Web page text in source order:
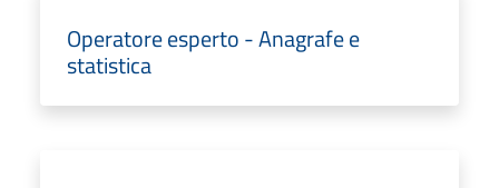
Operatore esperto - Anagrafe e
statistica